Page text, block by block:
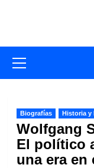
primario
Biografías Historia y
Wolfgang
El político
una era en